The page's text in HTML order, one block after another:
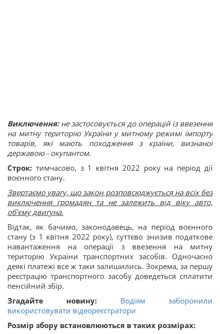
Виключення:не застосовується до операцій із ввезення
на митну територію України у митному режимі імпорту
товарів, які мають походження з країни, визнаної
державою - окупантом.
Cтрок: тимчасово, з 1 квітня 2022 року на період дії
воєнного стану.
Звертаємо увагу, що закон розповсюджується на всіх без
виключення громадян та не залежить від віку авто,
об'єму двигуна.
Відтак, як бачимо, законодавець, на період воєнного
стану (з 1 квітня 2022 року), суттєво знизив податкове
навантаження на операції з ввезення на митну
територію України транспортних засобів. Одночасно
деякі платежі все ж таки залишились. Зокрема, за першу
реєстрацію транспортного засобу доведеться сплатити
пенсійний збір.
Згадайте новину:
Водіям заборонили
використовувати відеореєстратори
Розмір збору встановлюються в таких розмірах: